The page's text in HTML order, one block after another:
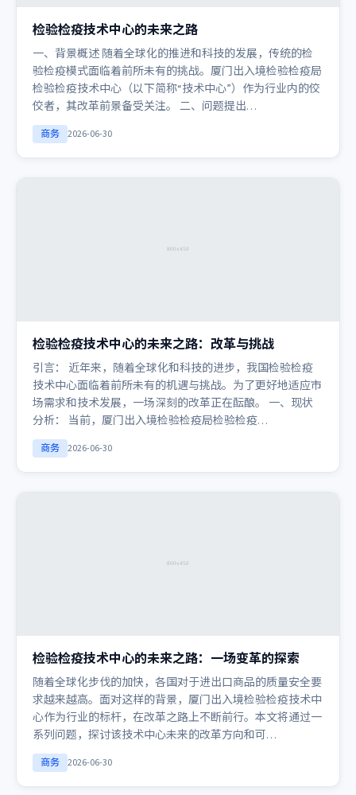
检验检疫技术中心的未来之路
一、背景概述 随着全球化的推进和科技的发展，传统的检
验检疫模式面临着前所未有的挑战。厦门出入境检验检疫局
检验检疫技术中心（以下简称“技术中心”）作为行业内的佼
佼者，其改革前景备受关注。 二、问题提出…
商务 2026-06-30
检验检疫技术中心的未来之路：改革与挑战
引言： 近年来，随着全球化和科技的进步，我国检验检疫
技术中心面临着前所未有的机遇与挑战。为了更好地适应市
场需求和技术发展，一场深刻的改革正在酝酿。 一、现状
分析： 当前，厦门出入境检验检疫局检验检疫…
商务 2026-06-30
检验检疫技术中心的未来之路：一场变革的探索
随着全球化步伐的加快，各国对于进出口商品的质量安全要
求越来越高。面对这样的背景，厦门出入境检验检疫技术中
心作为行业的标杆，在改革之路上不断前行。本文将通过一
系列问题，探讨该技术中心未来的改革方向和可…
商务 2026-06-30